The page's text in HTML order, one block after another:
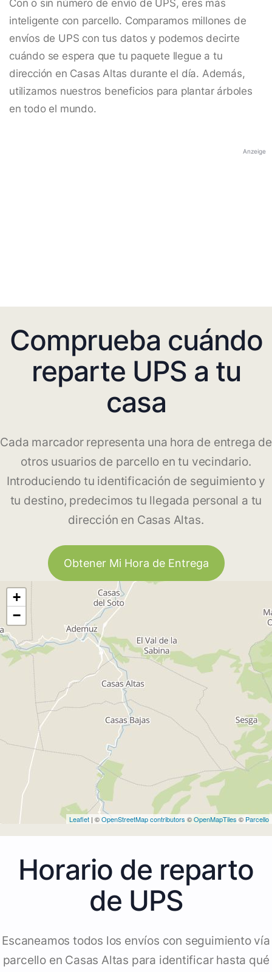
Con o sin número de envío de UPS, eres más
inteligente con parcello. Comparamos millones de
envíos de UPS con tus datos y podemos decirte
cuándo se espera que tu paquete llegue a tu
dirección en Casas Altas durante el día. Además,
utilizamos nuestros beneficios para plantar árboles
en todo el mundo.
Anzeige
Comprueba cuándo
reparte UPS a tu
casa
Cada marcador representa una hora de entrega de
otros usuarios de parcello en tu vecindario.
Introduciendo tu identificación de seguimiento y
tu destino, predecimos tu llegada personal a tu
dirección en Casas Altas.
Obtener Mi Hora de Entrega
+
−
Leaflet | ©OpenStreetMap contributors ©OpenMapTiles © Parcello
Horario de reparto
de UPS
Escaneamos todos los envíos con seguimiento vía
parcello en Casas Altas para identificar hasta qué